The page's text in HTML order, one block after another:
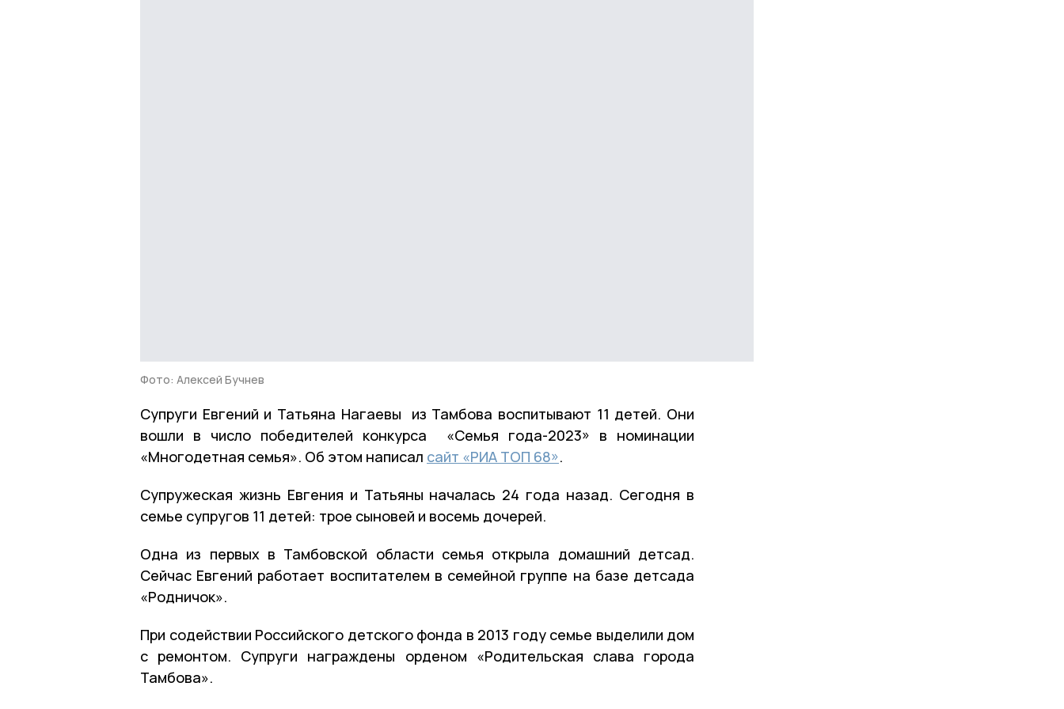
Фото: Алексей Бучнев
Супруги Евгений и Татьяна Нагаевы из Тамбова воспитывают 11 детей. Они
вошли в число победителей конкурса «Семья года-2023» в номинации
«Многодетная семья». Об этом написал сайт «РИА ТОП 68».
Супружеская жизнь Евгения и Татьяны началась 24 года назад. Сегодня в
семье супругов 11 детей: трое сыновей и восемь дочерей.
Одна из первых в Тамбовской области семья открыла домашний детсад.
Сейчас Евгений работает воспитателем в семейной группе на базе детсада
«Родничок».
При содействии Российского детского фонда в 2013 году семье выделили дом
с ремонтом. Супруги награждены орденом «Родительская слава города
Тамбова».